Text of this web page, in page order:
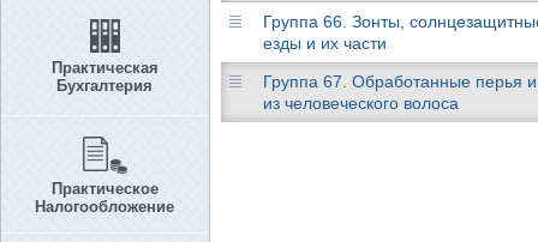
Практическая
Бухгалтерия
Практическое
Налогообложение
Группа 66. Зонты,
езды и их части
Группа 67. Обработанные перья
из человеческого волоса